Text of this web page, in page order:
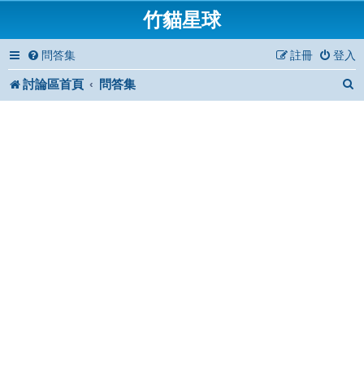
竹貓星球
問答集 登入
註冊
討論區首頁 問答集